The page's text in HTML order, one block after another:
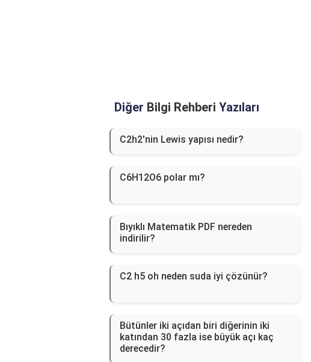
Diğer Bilgi Rehberi Yazıları
C2h2'nin Lewis yapısı nedir?
C6H12O6 polar mı?
Bıyıklı Matematik PDF nereden
indirilir?
C2 h5 oh neden suda iyi çözünür?
Bütünler iki açıdan biri diğerinin iki
katından 30 fazla ise büyük açı kaç
derecedir?